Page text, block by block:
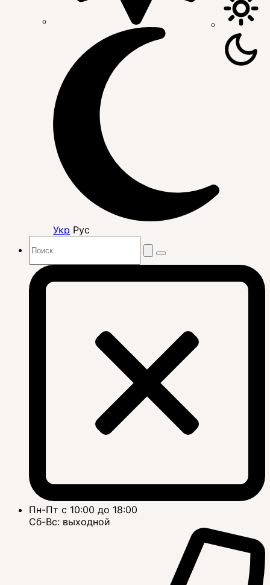
Укр Рус
Пн-Пт с 10:00 до 18:00
Сб-Вс: выходной